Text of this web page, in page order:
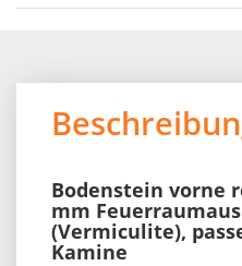
Bodenstein vorne
mm
(Vermiculite),
Kamine